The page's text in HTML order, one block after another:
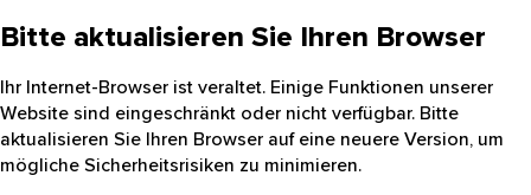
Bitte aktualisieren Sie Ihren Browser
Ihr Internet-Browser ist veraltet. Einige Funktionen unserer
Website sind eingeschränkt oder nicht verfügbar. Bitte
aktualisieren Sie Ihren Browser auf eine neuere Version, um
mögliche Sicherheitsrisiken zu minimieren.